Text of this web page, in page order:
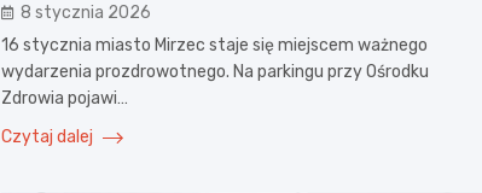
8 stycznia 2026
16 stycznia miasto Mirzec staje się miejscem ważnego
wydarzenia prozdrowotnego. Na parkingu przy Ośrodku
Zdrowia pojawi…
Czytaj dalej